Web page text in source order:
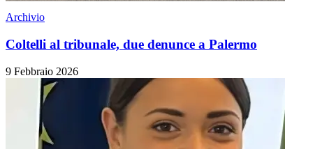
Archivio
Coltelli al tribunale, due denunce a Palermo
9 Febbraio 2026